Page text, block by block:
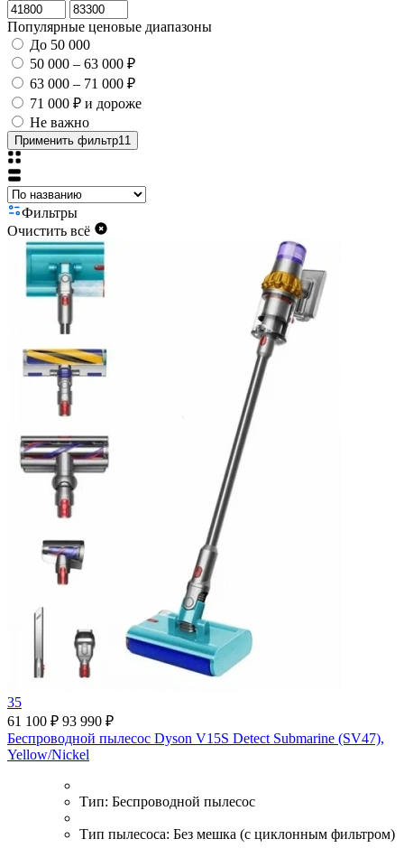
Популярные ценовые диапазоны
До 50 000
50 000 – 63 000 ₽
63 000 – 71 000 ₽
71 000 ₽ и дороже
Не важно
Применить фильтр11
Фильтры
Очистить всё
35
61 100 ₽ 93 990 ₽
Беспроводной пылесос Dyson V15S Detect Submarine (SV47),
Yellow/Nickel
Тип: Беспроводной пылесос
Тип пылесоса: Без мешка (с циклонным фильтром)